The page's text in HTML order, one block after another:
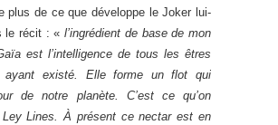
plus de ce que développe le Joker lui-
le récit : «l’ingrédient de base de mon
est l’intelligence de tous les êtres
ayant existé. Elle forme un flot qui
de notre planète. C’est ce qu’on
Lines. À présent ce nectar est en